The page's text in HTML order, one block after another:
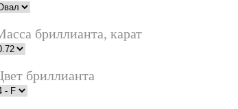
бриллианта, карат
бриллианта